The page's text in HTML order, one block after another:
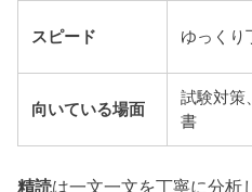
スピード ゆっくり
向いている場面
試験対策
書
精読は一文一文を丁寧に分析